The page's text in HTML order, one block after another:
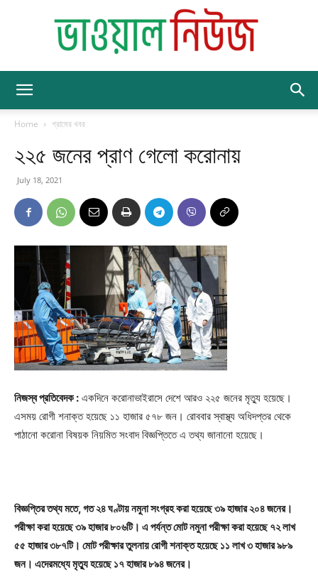
Home
গ্রামের খবর
২২৫ জনের প্রাণ গেলো করোনায়
July 18, 2021
নিজস্ব প্রতিবেদক : একদিনে করোনাভাইরাসে দেশে আরও ২২৫ জনের মৃত্যু হয়েছে।
এসময় রোগী শনাক্ত হয়েছে ১১ হাজার ৫৭৮ জন। রোববার স্বাস্থ্য অধিদপ্তর থেকে
পাঠানো করোনা বিষয়ক নিয়মিত সংবাদ বিজ্ঞপ্তিতে এ তথ্য জানানো হয়েছে।
বিজ্ঞপ্তির তথ্য মতে, গত ২৪ ঘণ্টায় নমুনা সংগ্রহ করা হয়েছে ৩৯ হাজার ২০৪ জনের।
পরীক্ষা করা হয়েছে ৩৯ হাজার ৮০৬টি। এ পর্যন্ত মোট নমুনা পরীক্ষা করা হয়েছে ৭২ লাখ
৫৫ হাজার ৩৮৭টি। মোট পরীক্ষার তুলনায় রোগী শনাক্ত হয়েছে ১১ লাখ ৩ হাজার ৯৮৯
জন। এদেরমধ্যে মৃত্যু হয়েছে ১৭ হাজার ৮৯৪ জনের।